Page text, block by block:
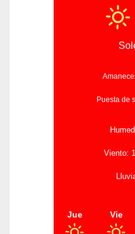
Puesta de
Viento:
Jue Vie